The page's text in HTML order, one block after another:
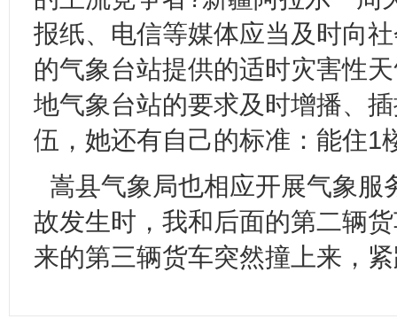
报纸、电信等媒体应当及时向
的气象台站提供的适时灾害性
地气象台站的要求及时增播、
伍，她还有自己的标准：能住1
嵩县气象局也相应开展气象服
故发生时，我和后面的第二辆
来的第三辆货车突然撞上来，